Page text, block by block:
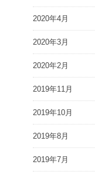
2020年4月
2020年3月
2020年2月
2019年11月
2019年10月
2019年8月
2019年7月